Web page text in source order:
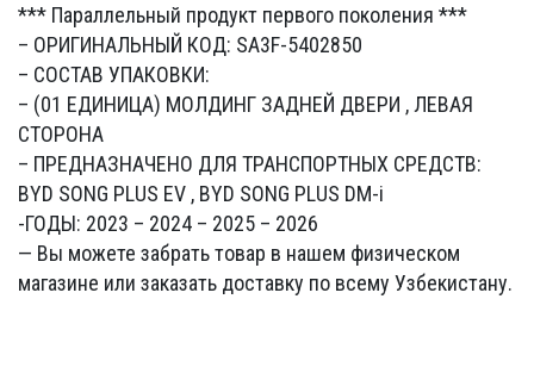
*** Параллельный продукт первого поколения ***
– ОРИГИНАЛЬНЫЙ КОД: SA3F-5402850
– СОСТАВ УПАКОВКИ:
– (01 ЕДИНИЦА) МОЛДИНГ ЗАДНЕЙ ДВЕРИ , ЛЕВАЯ
СТОРОНА
– ПРЕДНАЗНАЧЕНО ДЛЯ ТРАНСПОРТНЫХ СРЕДСТВ:
BYD SONG PLUS EV , BYD SONG PLUS DM-i
-ГОДЫ: 2023 – 2024 – 2025 – 2026
— Вы можете забрать товар в нашем физическом
магазине или заказать доставку по всему Узбекистану.